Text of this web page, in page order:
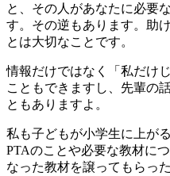
と、その人があなたに必要
す。その逆もあります。助
とは大切なことです。
情報だけではなく「私だけ
こともできますし、先輩の
ともありますよ。
私も子どもが小学生に上が
PTAのことや必要な教材に
なった教材を譲ってもらっ